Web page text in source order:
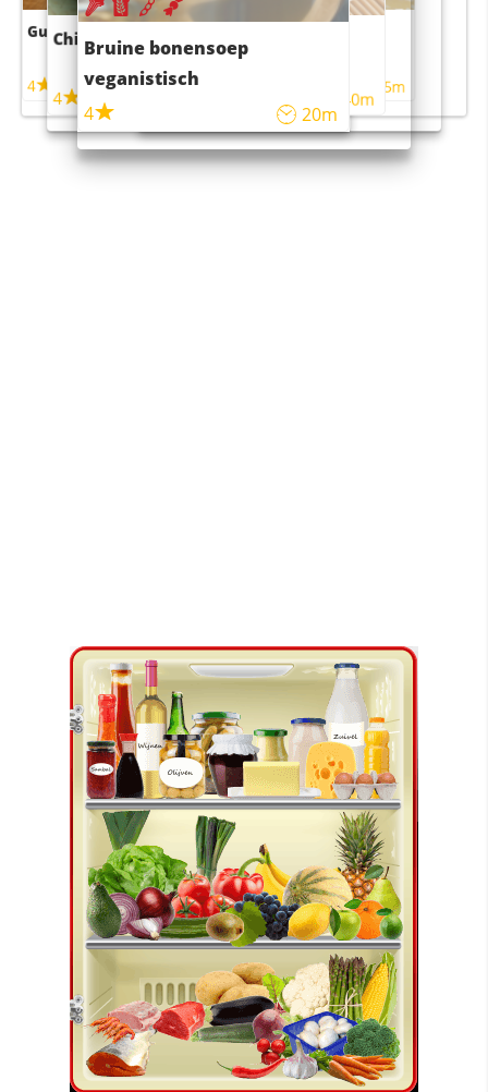
Guacamole
4
Chili con carne
4 45m
Bruine bonensoep
veganistisch
4
20m
Sushi rijstsalade
maaltijdsalade
40m
4 55m